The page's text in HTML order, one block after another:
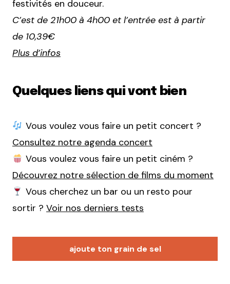
festivités en douceur.
C’est de 21h00 à 4h00 et l’entrée est à partir
de 10,39€
Plus d’infos
Quelques liens qui vont bien
Vous voulez vous faire un petit concert ?
Consultez notre agenda concert
Vous voulez vous faire un petit ciném ?
Découvrez notre sélection de films du moment
Vous cherchez un bar ou un resto pour
sortir ? Voir nos derniers tests
ajoute ton grain de sel